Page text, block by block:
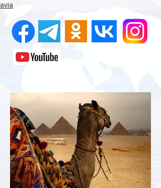
avia